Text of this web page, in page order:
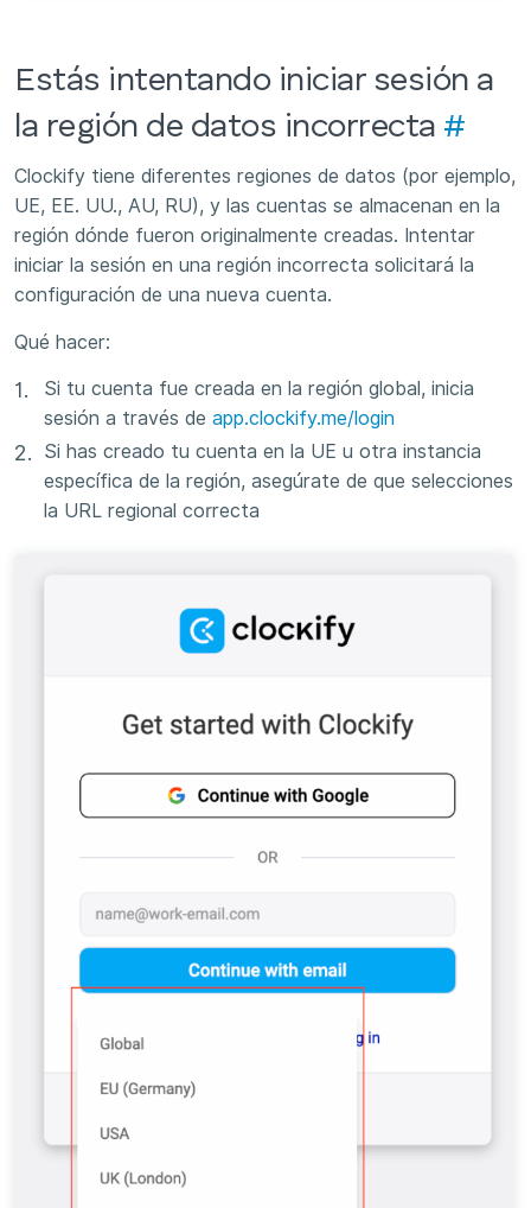
Estás intentando iniciar sesión a
la región de datos incorrecta #
Clockify tiene diferentes regiones de datos (por ejemplo,
UE, EE. UU., AU, RU), y las cuentas se almacenan en la
región dónde fueron originalmente creadas. Intentar
iniciar la sesión en una región incorrecta solicitará la
configuración de una nueva cuenta.
Qué hacer:
Si tu cuenta fue creada en la región global, inicia
sesión a través de app.clockify.me/login
Si has creado tu cuenta en la UE u otra instancia
específica de la región, asegúrate de que selecciones
la URL regional correcta